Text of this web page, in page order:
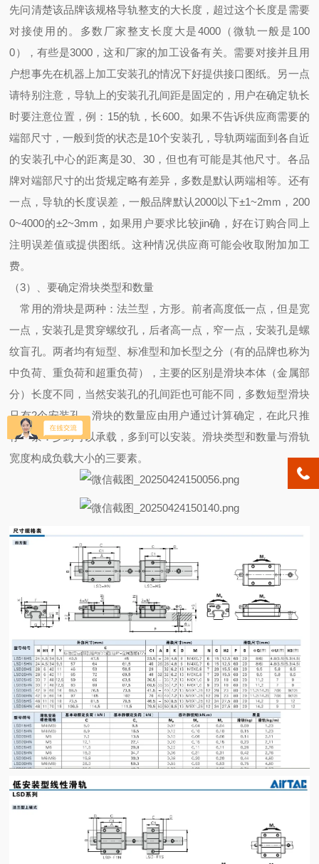
先问清楚该品牌该规格导轨整支的大长度，超过这个长度是需要
对接使用的。多数厂家整支长度大是4000（微轨一般是100
0），有些是3000，这和厂家的加工设备有关。需要对接并且用
户想事先在机器上加工安装孔的情况下好提供接口图纸。另一点
请特别注意，导轨上的安装孔孔间距是固定的，用户在确定轨长
时要注意位置，例：15的轨，长600。如果不告诉供应商需要的
端部尺寸，一般到货的状态是10个安装孔，导轨两端面到各自近
的安装孔中心的距离是30、30，但也有可能是其他尺寸。各品
牌对端部尺寸的出货规定略有差异，多数是默认两端相等。还有
一点，导轨的长度误差，一般品牌默认2000以下±1~2mm，200
0~4000的±2~3mm，如果用户要求比较jin确，好在订购合同上
注明误差值或提供图纸。这种情况供应商可能会收取附加加工
费。
（3）、要确定滑块类型和数量
常用的滑块是两种：法兰型，方形。前者高度低一点，但是宽
一点，安装孔是贯穿螺纹孔，后者高一点，窄一点，安装孔是螺
纹盲孔。两者均有短型、标准型和加长型之分（有的品牌也称为
中负荷、重负荷和超重负荷），主要的区别是滑块本体（金属部
分）长度不同，当然安装孔的孔间距也可能不同，多数短型滑块
只有2个安装孔。滑块的数量应由用户通过计算确定，在此只推
荐一条：少到可以承载，多到可以安装。滑块类型和数量与滑轨
宽度构成负载大小的三要素。